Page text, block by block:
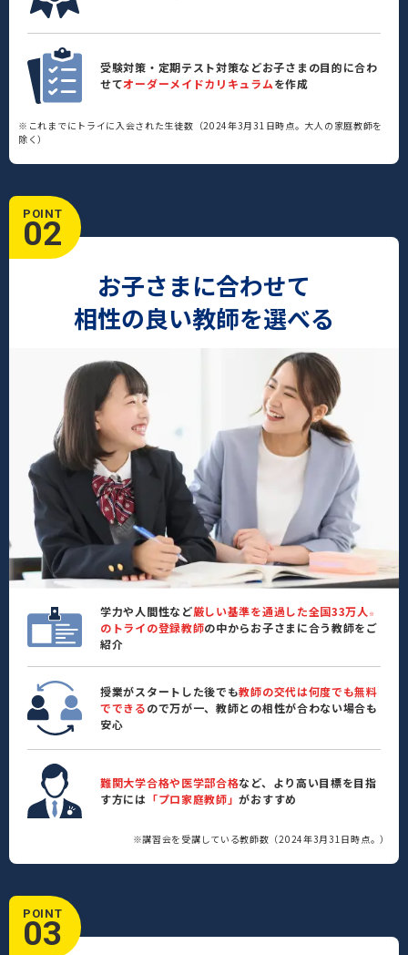
受験対策・定期テスト対策などお子さまの目的に合わ
せてオーダーメイドカリキュラムを作成
※これまでにトライに入会された生徒数（2024年3月31日時点。大人の家庭教師を
除く）
POINT
02
お子さまに合わせて
相性の良い教師を選べる
学力や人間性など厳しい基準を通過した全国33万人 ※
のトライの登録教師の中からお子さまに合う教師をご
紹介
授業がスタートした後でも教師の交代は何度でも無料
でできるので万が一、教師との相性が合わない場合も
安心
難関大学合格や医学部合格など、より高い目標を目指
す方には 「プロ家庭教師」がおすすめ
※講習会を受講している教師数（2024年3月31日時点。）
POINT
03